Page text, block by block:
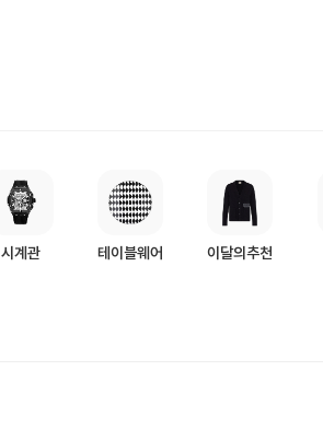
시계관 테이블웨어 이달의추천